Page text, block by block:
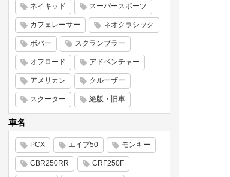
ネイキッド スーパースポーツ
カフェレーサー ネオクラシック
ボバー スクランブラー
オフロード アドベンチャー
アメリカン クルーザー
スクーター 絶版・旧車
車名
PCX エイプ50 モンキー
CBR250RR CRF250F